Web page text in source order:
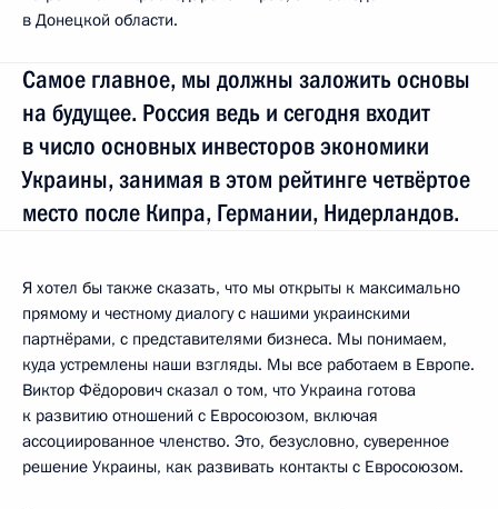
в Донецкой области.
Самое главное, мы должны заложить основы
на будущее. Россия ведь и сегодня входит
в число основных инвесторов экономики
Украины, занимая в этом рейтинге четвёртое
место после Кипра, Германии, Нидерландов.
Я хотел бы также сказать, что мы открыты к максимально
прямому и честному диалогу с нашими украинскими
партнёрами, с представителями бизнеса. Мы понимаем,
куда устремлены наши взгляды. Мы все работаем в Европе.
Виктор Фёдорович сказал о том, что Украина готова
к развитию отношений с Евросоюзом, включая
ассоциированное членство. Это, безусловно, суверенное
решение Украины, как развивать контакты с Евросоюзом.